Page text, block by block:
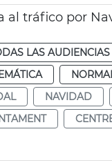
al tráfico por
LAS AUDIENCIAS
NAVIDAD